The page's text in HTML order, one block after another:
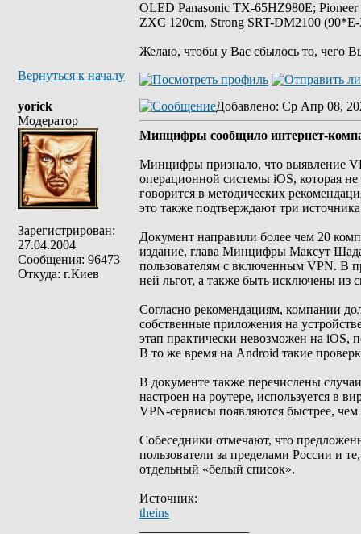
OLED Panasonic TX-65HZ980E;
ZXC 120cm, Strong SRT-DM2100
Желаю, чтобы у Вас сбылось то, чего
Вернуться к началу
yorick
Модератор
Зарегистрирован:
27.04.2004
Сообщения: 96473
Откуда: г.Киев
Добавлено: Ср Апр 08,
Минцифры сообщило интернет-
Минцифры признало, что выявление
операционной системы iOS, которая
говорится в методических
это также подтверждают три
Документ направили более чем 20
издание, глава Минцифры Максут
пользователям с включенным VPN. В
ней льгот, а также быть исключены из
Согласно рекомендациям, компании
собственные приложения на
этап практически невозможен на iOS,
В то же время на Android такие
В документе также перечислены
настроен на роутере, используется в
VPN-сервисы появляются быстрее,
Собеседники отмечают, что
пользователи за пределами России и
отдельный «белый список».
Источник:
theins